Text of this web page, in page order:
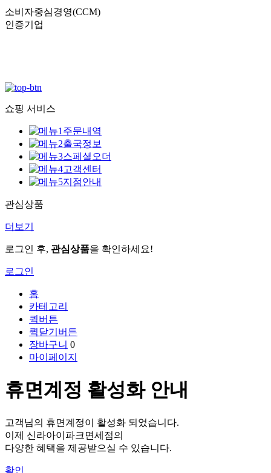
소비자중심경영(CCM)
인증기업
쇼핑 서비스
주문내역
출국정보
스페셜오더
고객센터
지점안내
관심상품
더보기
로그인 후, 관심상품을 확인하세요!
로그인
홈
카테고리
퀵버튼
퀵닫기버튼
장바구니 0
마이페이지
휴면계정 활성화 안내
고객님의 휴면계정이 활성화 되었습니다.
이제 신라아이파크면세점의
다양한 혜택을 제공받으실 수 있습니다.
확인